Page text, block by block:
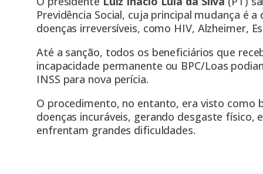
Previdência Social, cuja principal mudança é
doenças irreversíveis, como HIV, Alzheimer,
Até a sanção, todos os beneficiários que
incapacidade permanente ou BPC/Loas
INSS para nova perícia.
O procedimento, no entanto, era visto como
doenças incuráveis, gerando desgaste
enfrentam grandes dificuldades.